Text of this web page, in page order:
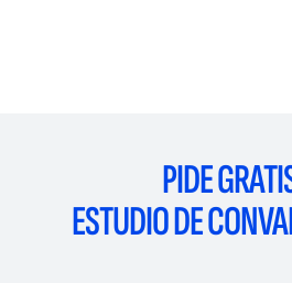
PIDE
ESTUDIO DE